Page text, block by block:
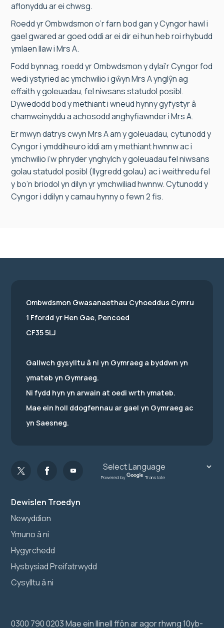
aflonyddu ar ei chwsg.
Roedd yr Ombwdsmon o’r farn bod gan y Cyngor hawl i
gael gwared ar goed oddi ar ei dir ei hun heb roi rhybudd
ymlaen llaw i Mrs A.
Fodd bynnag, roedd yr Ombwdsmon y dylai’r Cyngor fod
wedi ystyried ac ymchwilio i gŵyn Mrs A ynglŷn ag
effaith y goleuadau, fel niwsans statudol posibl.
Dywedodd bod y methiant i wneud hynny gyfystyr â
chamweinyddu a achosodd anghyfiawnder i Mrs A.
Er mwyn datrys cwyn Mrs A am y goleuadau, cytunodd y
Cyngor i ymddiheuro iddi am y methiant hwnnw ac i
ymchwilio i’w phryder ynghylch y goleuadau fel niwsans
golau statudol posibl (llygredd golau) ac i weithredu fel
y bo’n briodol yn dilyn yr ymchwiliad hwnnw. Cytunodd y
Cyngor i ddilyn y camau hynny o fewn 2 fis.
Dewislen Troedyn
Newyddion
Ymuno â ni
Hygyrchedd
Hysbysiad Preifatrwydd
Cysylltu â ni
0300 790 0203 Mae ein llinell ffôn ar agor rhwng 10yb-
Ombwdsmon Gwasanaethau Cyhoeddus Cymru
1 Ffordd yr Hen Gae, Pencoed
CF35 5LJ
Gallwch gysylltu â ni yn Gymraeg a byddwn yn
ymateb yn Gymraeg.
Ni fydd hyn yn arwain at oedi wrth ymateb.
Mae ein holl ddogfennau ar gael yn Gymraeg ac
yn Saesneg.
Powered by Translate